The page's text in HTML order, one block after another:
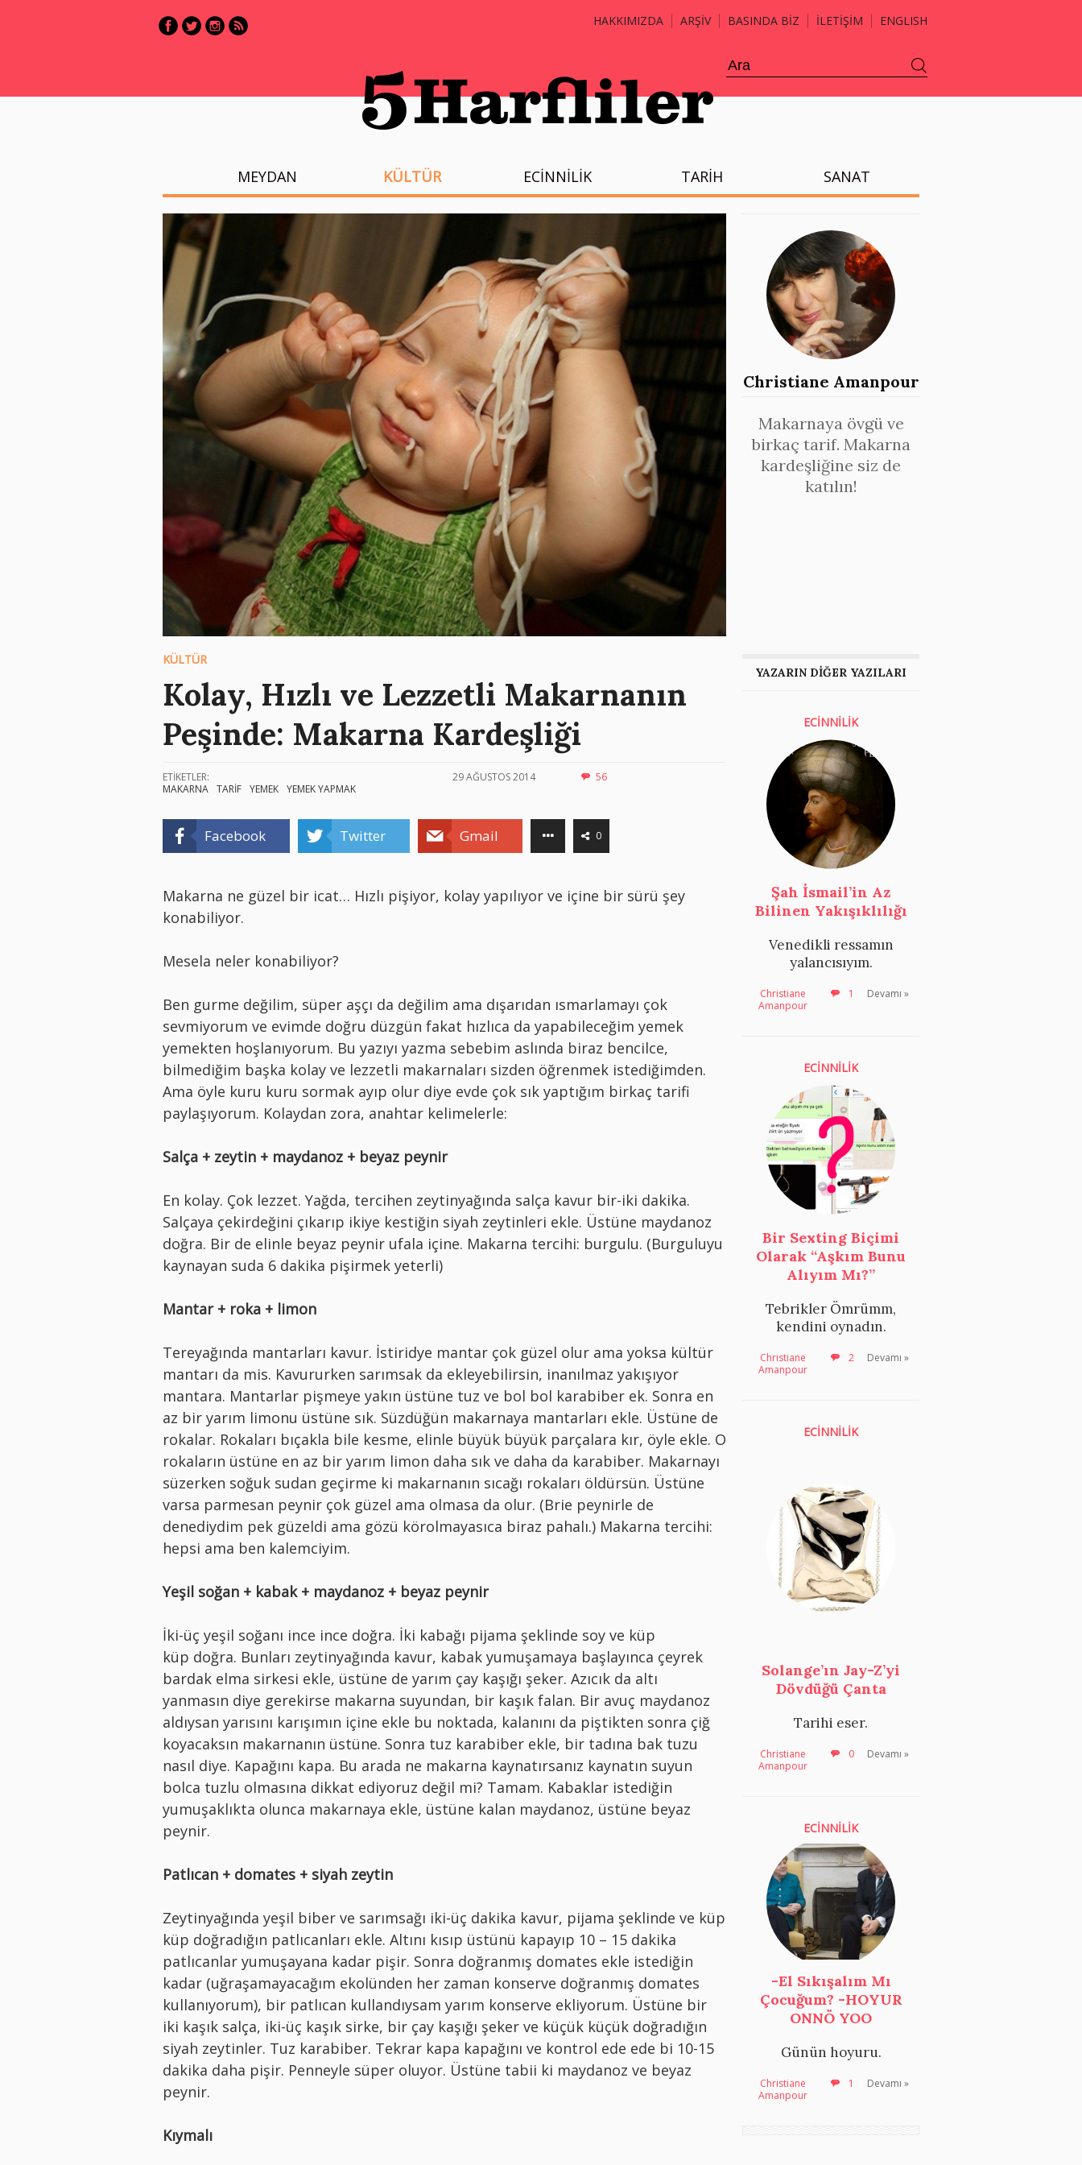
HAKKIMIZDA ARŞİV BASINDA BİZ İLETİŞİM ENGLISH
MEYDAN KÜLTÜR ECİNNİLİK TARİH SANAT
Christiane Amanpour
Makarnaya övgü ve
birkaç tarif. Makarna
kardeşliğine siz de
katılın!
KÜLTÜR
Kolay, Hızlı ve Lezzetli Makarnanın
Peşinde: Makarna Kardeşliği
ETİKETLER:
MAKARNA TARİF YEMEK YEMEK YAPMAK
29 AĞUSTOS 2014 56
Facebook Twitter Gmail 0
Makarna ne güzel bir icat… Hızlı pişiyor, kolay yapılıyor ve içine bir sürü şey
konabiliyor.
Mesela neler konabiliyor?
Ben gurme değilim, süper aşçı da değilim ama dışarıdan ısmarlamayı çok
sevmiyorum ve evimde doğru düzgün fakat hızlıca da yapabileceğim yemek
yemekten hoşlanıyorum. Bu yazıyı yazma sebebim aslında biraz bencilce,
bilmediğim başka kolay ve lezzetli makarnaları sizden öğrenmek istediğimden.
Ama öyle kuru kuru sormak ayıp olur diye evde çok sık yaptığım birkaç tarifi
paylaşıyorum. Kolaydan zora, anahtar kelimelerle:
Salça + zeytin + maydanoz + beyaz peynir
En kolay. Çok lezzet. Yağda, tercihen zeytinyağında salça kavur bir-iki dakika.
Salçaya çekirdeğini çıkarıp ikiye kestiğin siyah zeytinleri ekle. Üstüne maydanoz
doğra. Bir de elinle beyaz peynir ufala içine. Makarna tercihi: burgulu. (Burguluyu
kaynayan suda 6 dakika pişirmek yeterli)
Mantar + roka + limon
Tereyağında mantarları kavur. İstiridye mantar çok güzel olur ama yoksa kültür
mantarı da mis. Kavururken sarımsak da ekleyebilirsin, inanılmaz yakışıyor
mantara. Mantarlar pişmeye yakın üstüne tuz ve bol bol karabiber ek. Sonra en
az bir yarım limonu üstüne sık. Süzdüğün makarnaya mantarları ekle. Üstüne de
rokalar. Rokaları bıçakla bile kesme, elinle büyük büyük parçalara kır, öyle ekle. O
rokaların üstüne en az bir yarım limon daha sık ve daha da karabiber. Makarnayı
süzerken soğuk sudan geçirme ki makarnanın sıcağı rokaları öldürsün. Üstüne
varsa parmesan peynir çok güzel ama olmasa da olur. (Brie peynirle de
denediydim pek güzeldi ama gözü körolmayasıca biraz pahalı.) Makarna tercihi:
hepsi ama ben kalemciyim.
Yeşil soğan + kabak + maydanoz + beyaz peynir
İki-üç yeşil soğanı ince ince doğra. İki kabağı pijama şeklinde soy ve küp
küp doğra. Bunları zeytinyağında kavur, kabak yumuşamaya başlayınca çeyrek
bardak elma sirkesi ekle, üstüne de yarım çay kaşığı şeker. Azıcık da altı
yanmasın diye gerekirse makarna suyundan, bir kaşık falan. Bir avuç maydanoz
aldıysan yarısını karışımın içine ekle bu noktada, kalanını da piştikten sonra çiğ
koyacaksın makarnanın üstüne. Sonra tuz karabiber ekle, bir tadına bak tuzu
nasıl diye. Kapağını kapa. Bu arada ne makarna kaynatırsanız kaynatın suyun
bolca tuzlu olmasına dikkat ediyoruz değil mi? Tamam. Kabaklar istediğin
yumuşaklıkta olunca makarnaya ekle, üstüne kalan maydanoz, üstüne beyaz
peynir.
Patlıcan + domates + siyah zeytin
Zeytinyağında yeşil biber ve sarımsağı iki-üç dakika kavur, pijama şeklinde ve küp
küp doğradığın patlıcanları ekle. Altını kısıp üstünü kapayıp 10 – 15 dakika
patlıcanlar yumuşayana kadar pişir. Sonra doğranmış domates ekle istediğin
kadar (uğraşamayacağım ekolünden her zaman konserve doğranmış domates
kullanıyorum), bir patlıcan kullandıysam yarım konserve ekliyorum. Üstüne bir
iki kaşık salça, iki-üç kaşık sirke, bir çay kaşığı şeker ve küçük küçük doğradığın
siyah zeytinler. Tuz karabiber. Tekrar kapa kapağını ve kontrol ede ede bi 10-15
dakika daha pişir. Penneyle süper oluyor. Üstüne tabii ki maydanoz ve beyaz
peynir.
Kıymalı
YAZARIN DİĞER YAZILARI
ECİNNİLİK
Şah İsmail’in Az
Bilinen Yakışıklılığı
Venedikli ressamın
yalancısıyım.
Christiane
Amanpour
1 Devamı »
ECİNNİLİK
Bir Sexting Biçimi
Olarak “Aşkım Bunu
Alıyım Mı?”
Tebrikler Ömrümm,
kendini oynadın.
Christiane
Amanpour
2 Devamı »
ECİNNİLİK
Solange’ın Jay-Z’yi
Dövdüğü Çanta
Tarihi eser.
Christiane
Amanpour
0 Devamı »
ECİNNİLİK
-El Sıkışalım Mı
Çocuğum? -HOYUR
ONNÖ YOO
Günün hoyuru.
Christiane
Amanpour
1 Devamı »